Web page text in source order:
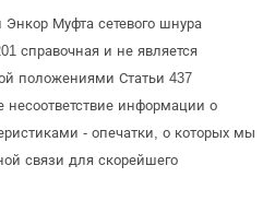
Муфта сетевого шнура
справочная и не является
положениями Статьи 437
информации о
- опечатки, о которых мы
связи для скорейшего